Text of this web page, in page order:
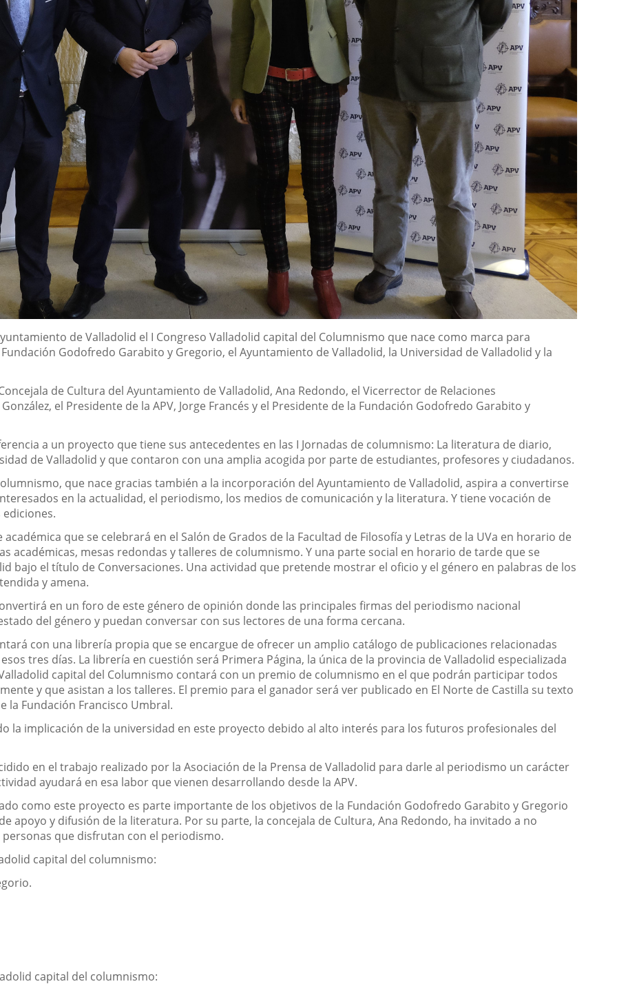
de Valladolid el I Congreso Valladolid capital del Columnismo que nace como marca para
Godofredo Garabito y Gregorio, el Ayuntamiento de Valladolid, la Universidad de Valladolid y la
de Cultura del Ayuntamiento de Valladolid, Ana Redondo, el Vicerrector de Relaciones
el Presidente de la APV, Jorge Francés y el Presidente de la Fundación Godofredo Garabito y
a un proyecto que tiene sus antecedentes en las I Jornadas de columnismo: La literatura de diario,
de Valladolid y que contaron con una amplia acogida por parte de estudiantes, profesores y ciudadanos.
que nace gracias también a la incorporación del Ayuntamiento de Valladolid, aspira a convertirse
en la actualidad, el periodismo, los medios de comunicación y la literatura. Y tiene vocación de
que se celebrará en el Salón de Grados de la Facultad de Filosofía y Letras de la UVa en horario de
académicas, mesas redondas y talleres de columnismo. Y una parte social en horario de tarde que se
bajo el título de Conversaciones. Una actividad que pretende mostrar el oficio y el género en palabras de los
y amena.
en un foro de este género de opinión donde las principales firmas del periodismo nacional
del género y puedan conversar con sus lectores de una forma cercana.
con una librería propia que se encargue de ofrecer un amplio catálogo de publicaciones relacionadas
tres días. La librería en cuestión será Primera Página, la única de la provincia de Valladolid especializada
capital del Columnismo contará con un premio de columnismo en el que podrán participar todos
y que asistan a los talleres. El premio para el ganador será ver publicado en El Norte de Castilla su texto
la Fundación Francisco Umbral.
la implicación de la universidad en este proyecto debido al alto interés para los futuros profesionales del
en el trabajo realizado por la Asociación de la Prensa de Valladolid para darle al periodismo un carácter
ayudará en esa labor que vienen desarrollando desde la APV.
como este proyecto es parte importante de los objetivos de la Fundación Godofredo Garabito y Gregorio
apoyo y difusión de la literatura. Por su parte, la concejala de Cultura, Ana Redondo, ha invitado a no
que disfrutan con el periodismo.
capital del columnismo:
capital del columnismo: